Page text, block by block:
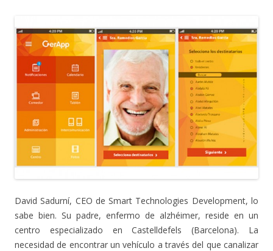
David Sadurní, CEO de Smart Technologies Development, lo
sabe bien. Su padre, enfermo de alzhéimer, reside en un
centro especializado en Castelldefels (Barcelona). La
necesidad de encontrar un vehículo a través del que canalizar